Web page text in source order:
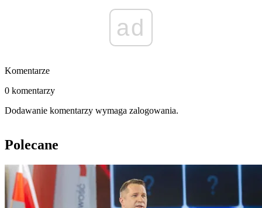
ad
Komentarze
0 komentarzy
Dodawanie komentarzy wymaga zalogowania.
Polecane